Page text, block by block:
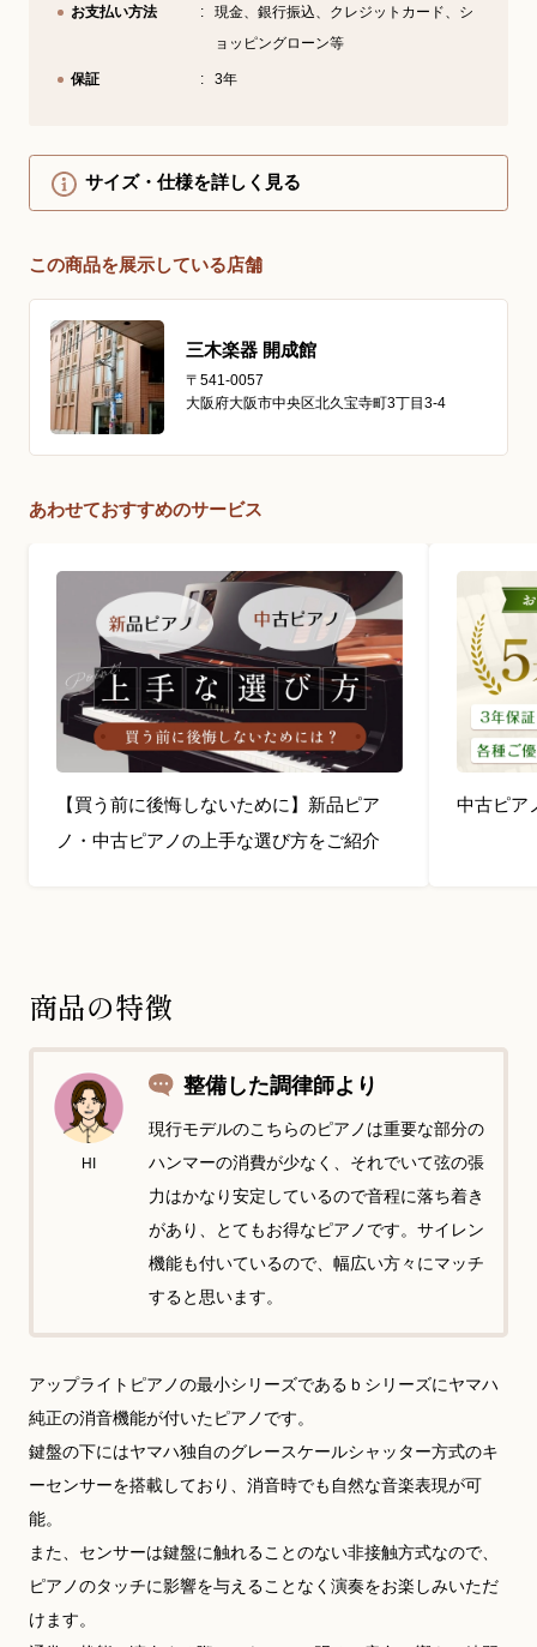
お支払い方法
現金、銀行振込、クレジットカード、シ
ョッピングローン等
保証 3年
サイズ・仕様を詳しく見る
この商品を展示している店舗
三木楽器 開成館
〒541-0057
大阪府大阪市中央区北久宝寺町3丁目3-4
あわせておすすめのサービス
【買う前に後悔しないために】新品ピア
ノ・中古ピアノの上手な選び方をご紹介
中古ピア
商品の特徴
HI
整備した調律師より
現行モデルのこちらのピアノは重要な部分の
ハンマーの消費が少なく、それでいて弦の張
力はかなり安定しているので音程に落ち着き
があり、とてもお得なピアノです。サイレン
機能も付いているので、幅広い方々にマッチ
すると思います。
アップライトピアノの最小シリーズであるｂシリーズにヤマハ
純正の消音機能が付いたピアノです。
鍵盤の下にはヤマハ独自のグレースケールシャッター方式のキ
ーセンサーを搭載しており、消音時でも自然な音楽表現が可
能。
また、センサーは鍵盤に触れることのない非接触方式なので、
ピアノのタッチに影響を与えることなく演奏をお楽しみいただ
けます。